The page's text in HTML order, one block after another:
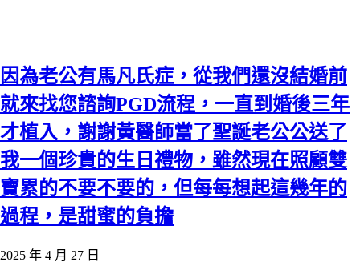
因為老公有馬凡氏症，從我們還沒結婚前
就來找您諮詢PGD流程，一直到婚後三年
才植入，謝謝黃醫師當了聖誕老公公送了
我一個珍貴的生日禮物，雖然現在照顧雙
寶累的不要不要的，但每每想起這幾年的
過程，是甜蜜的負擔
2025 年 4 月 27 日